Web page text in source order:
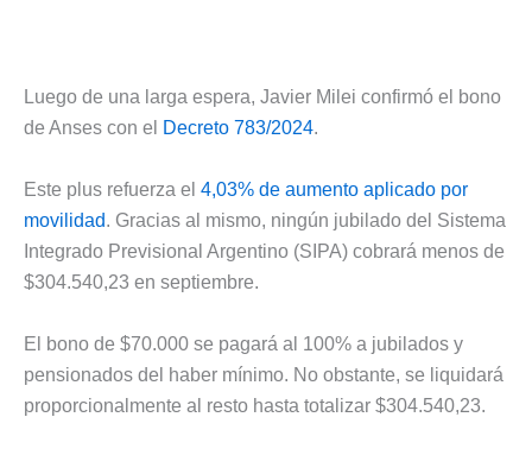
Luego de una larga espera, Javier Milei confirmó el bono
de Anses con el
Decreto 783/2024.
Este plus refuerza el 4,03% de aumento aplicado por
movilidad. Gracias al mismo, ningún jubilado del Sistema
Integrado Previsional Argentino (SIPA) cobrará menos de
$304.540,23 en septiembre.
El bono de $70.000 se pagará al 100% a jubilados y
pensionados del haber mínimo. No obstante, se liquidará
proporcionalmente al resto hasta totalizar $304.540,23.